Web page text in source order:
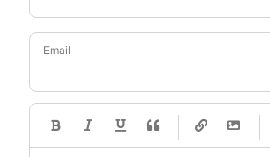
Email
-
-